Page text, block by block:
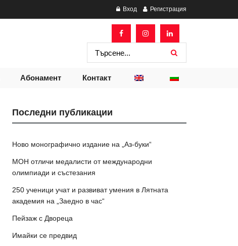
Вход Регистрация
Абонамент Контакт
Последни публикации
Ново монографично издание на „Аз-буки“
МОН отличи медалисти от международни
олимпиади и състезания
250 ученици учат и развиват умения в Лятната
академия на „Заедно в час“
Пейзаж с Двореца
Имайки се предвид